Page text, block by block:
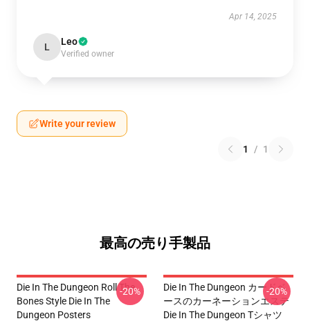
Apr 14, 2025
L Leo
Verified owner
Write your review
1 / 1
最高の売り手製品
Die In The Dungeon Roll The
Bones Style Die In The
Dungeon Posters
-20%
Die In The Dungeon カードベ
ースのカーネーションエステ
Die In The Dungeon Tシャツ
-20%